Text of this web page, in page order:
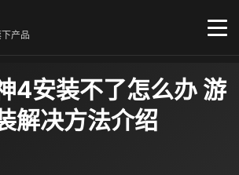
产品
4安装不了怎么办 游
解决方法介绍